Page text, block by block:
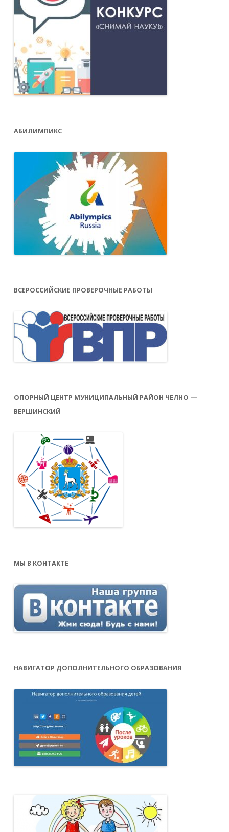
АБИЛИМПИКС
ВСЕРОССИЙСКИЕ ПРОВЕРОЧНЫЕ РАБОТЫ
ОПОРНЫЙ ЦЕНТР МУНИЦИПАЛЬНЫЙ РАЙОН ЧЕЛНО —
ВЕРШИНСКИЙ
МЫ В КОНТАКТЕ
НАВИГАТОР ДОПОЛНИТЕЛЬНОГО ОБРАЗОВАНИЯ